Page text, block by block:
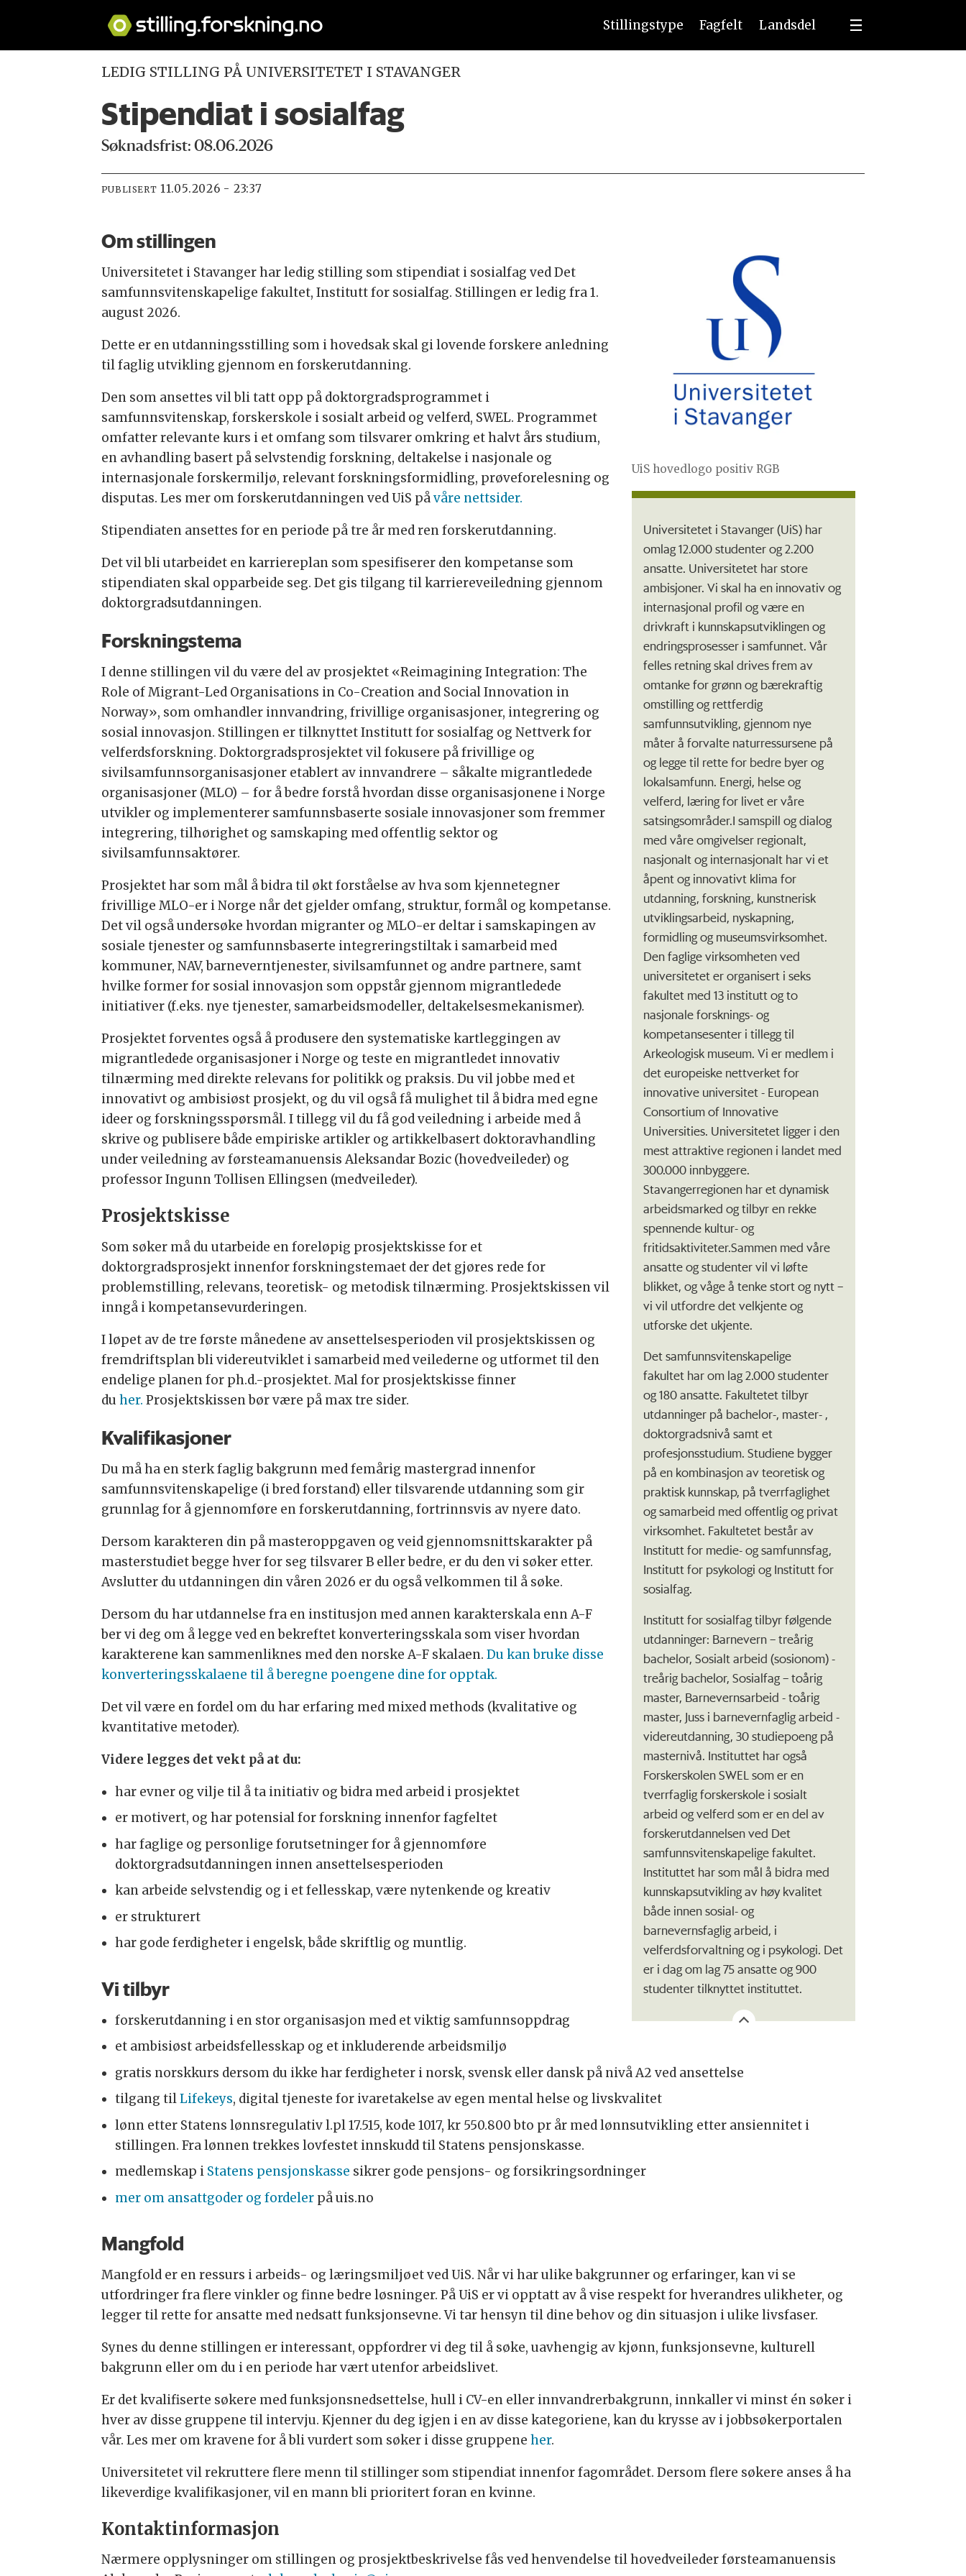
Stillingstype Fagfelt Landsdel
LEDIG STILLING PÅ UNIVERSITETET I STAVANGER
Stipendiat i sosialfag
Søknadsfrist: 08.06.2026
PUBLISERT 11.05.2026 - 23:37
UiS hovedlogo positiv RGB
Universitetet i Stavanger (UiS) har
omlag 12.000 studenter og 2.200
ansatte. Universitetet har store
ambisjoner. Vi skal ha en innovativ og
internasjonal profil og være en
drivkraft i kunnskapsutviklingen og
endringsprosesser i samfunnet. Vår
felles retning skal drives frem av
omtanke for grønn og bærekraftig
omstilling og rettferdig
samfunnsutvikling, gjennom nye
måter å forvalte naturressursene på
og legge til rette for bedre byer og
lokalsamfunn. Energi, helse og
velferd, læring for livet er våre
satsingsområder.I samspill og dialog
med våre omgivelser regionalt,
nasjonalt og internasjonalt har vi et
åpent og innovativt klima for
utdanning, forskning, kunstnerisk
utviklingsarbeid, nyskapning,
formidling og museumsvirksomhet.
Den faglige virksomheten ved
universitetet er organisert i seks
fakultet med 13 institutt og to
nasjonale forsknings- og
kompetansesenter i tillegg til
Arkeologisk museum. Vi er medlem i
det europeiske nettverket for
innovative universitet - European
Consortium of Innovative
Universities. Universitetet ligger i den
mest attraktive regionen i landet med
300.000 innbyggere.
Stavangerregionen har et dynamisk
arbeidsmarked og tilbyr en rekke
spennende kultur- og
fritidsaktiviteter.Sammen med våre
ansatte og studenter vil vi løfte
blikket, og våge å tenke stort og nytt –
vi vil utfordre det velkjente og
utforske det ukjente.
Det samfunnsvitenskapelige
fakultet har om lag 2.000 studenter
og 180 ansatte. Fakultetet tilbyr
utdanninger på bachelor-, master- ,
doktorgradsnivå samt et
profesjonsstudium. Studiene bygger
på en kombinasjon av teoretisk og
praktisk kunnskap, på tverrfaglighet
og samarbeid med offentlig og privat
virksomhet. Fakultetet består av
Institutt for medie- og samfunnsfag,
Institutt for psykologi og Institutt for
sosialfag.
Institutt for sosialfag tilbyr følgende
utdanninger: Barnevern – treårig
bachelor, Sosialt arbeid (sosionom) -
treårig bachelor, Sosialfag – toårig
master, Barnevernsarbeid - toårig
master, Juss i barnevernfaglig arbeid -
videreutdanning, 30 studiepoeng på
masternivå. Instituttet har også
Forskerskolen SWEL som er en
tverrfaglig forskerskole i sosialt
arbeid og velferd som er en del av
forskerutdannelsen ved Det
samfunnsvitenskapelige fakultet.
Instituttet har som mål å bidra med
kunnskapsutvikling av høy kvalitet
både innen sosial- og
barnevernsfaglig arbeid, i
velferdsforvaltning og i psykologi. Det
er i dag om lag 75 ansatte og 900
studenter tilknyttet instituttet.
Om stillingen
Universitetet i Stavanger har ledig stilling som stipendiat i sosialfag ved Det
samfunnsvitenskapelige fakultet, Institutt for sosialfag. Stillingen er ledig fra 1.
august 2026.
Dette er en utdanningsstilling som i hovedsak skal gi lovende forskere anledning
til faglig utvikling gjennom en forskerutdanning.
Den som ansettes vil bli tatt opp på doktorgradsprogrammet i
samfunnsvitenskap, forskerskole i sosialt arbeid og velferd, SWEL. Programmet
omfatter relevante kurs i et omfang som tilsvarer omkring et halvt års studium,
en avhandling basert på selvstendig forskning, deltakelse i nasjonale og
internasjonale forskermiljø, relevant forskningsformidling, prøveforelesning og
disputas. Les mer om forskerutdanningen ved UiS påvåre nettsider.
Stipendiaten ansettes for en periode på tre år med ren forskerutdanning.
Det vil bli utarbeidet en karriereplan som spesifiserer den kompetanse som
stipendiaten skal opparbeide seg. Det gis tilgang til karriereveiledning gjennom
doktorgradsutdanningen.
Forskningstema
I denne stillingen vil du være del av prosjektet «Reimagining Integration: The
Role of Migrant-Led Organisations in Co-Creation and Social Innovation in
Norway», som omhandler innvandring, frivillige organisasjoner, integrering og
sosial innovasjon. Stillingen er tilknyttet Institutt for sosialfag og Nettverk for
velferdsforskning. Doktorgradsprosjektet vil fokusere på frivillige og
sivilsamfunnsorganisasjoner etablert av innvandrere – såkalte migrantledede
organisasjoner (MLO) – for å bedre forstå hvordan disse organisasjonene i Norge
utvikler og implementerer samfunnsbaserte sosiale innovasjoner som fremmer
integrering, tilhørighet og samskaping med offentlig sektor og
sivilsamfunnsaktører.
Prosjektet har som mål å bidra til økt forståelse av hva som kjennetegner
frivillige MLO-er i Norge når det gjelder omfang, struktur, formål og kompetanse.
Det vil også undersøke hvordan migranter og MLO-er deltar i samskapingen av
sosiale tjenester og samfunnsbaserte integreringstiltak i samarbeid med
kommuner, NAV, barneverntjenester, sivilsamfunnet og andre partnere, samt
hvilke former for sosial innovasjon som oppstår gjennom migrantledede
initiativer (f.eks. nye tjenester, samarbeidsmodeller, deltakelsesmekanismer).
Prosjektet forventes også å produsere den systematiske kartleggingen av
migrantledede organisasjoner i Norge og teste en migrantledet innovativ
tilnærming med direkte relevans for politikk og praksis. Du vil jobbe med et
innovativt og ambisiøst prosjekt, og du vil også få mulighet til å bidra med egne
ideer og forskningsspørsmål. I tillegg vil du få god veiledning i arbeide med å
skrive og publisere både empiriske artikler og artikkelbasert doktoravhandling
under veiledning av førsteamanuensis Aleksandar Bozic (hovedveileder) og
professor Ingunn Tollisen Ellingsen (medveileder).
Prosjektskisse
Som søker må du utarbeide en foreløpig prosjektskisse for et
doktorgradsprosjekt innenfor forskningstemaet der det gjøres rede for
problemstilling, relevans, teoretisk- og metodisk tilnærming. Prosjektskissen vil
inngå i kompetansevurderingen.
I løpet av de tre første månedene av ansettelsesperioden vil prosjektskissen og
fremdriftsplan bli videreutviklet i samarbeid med veilederne og utformet til den
endelige planen for ph.d.-prosjektet. Mal for prosjektskisse finner
du her. Prosjektskissen bør være på max tre sider.
Kvalifikasjoner
Du må ha en sterk faglig bakgrunn med femårig mastergrad innenfor
samfunnsvitenskapelige (i bred forstand) eller tilsvarende utdanning som gir
grunnlag for å gjennomføre en forskerutdanning, fortrinnsvis av nyere dato.
Dersom karakteren din på masteroppgaven og veid gjennomsnittskarakter på
masterstudiet begge hver for seg tilsvarer B eller bedre, er du den vi søker etter.
Avslutter du utdanningen din våren 2026 er du også velkommen til å søke.
Dersom du har utdannelse fra en institusjon med annen karakterskala enn A-F
ber vi deg om å legge ved en bekreftet konverteringsskala som viser hvordan
karakterene kan sammenliknes med den norske A-F skalaen. Du kan bruke disse
konverteringsskalaene til å beregne poengene dine for opptak.
Det vil være en fordel om du har erfaring med mixed methods (kvalitative og
kvantitative metoder).
Videre legges det vekt på at du:
har evner og vilje til å ta initiativ og bidra med arbeid i prosjektet
er motivert, og har potensial for forskning innenfor fagfeltet
har faglige og personlige forutsetninger for å gjennomføre
doktorgradsutdanningen innen ansettelsesperioden
kan arbeide selvstendig og i et fellesskap, være nytenkende og kreativ
er strukturert
har gode ferdigheter i engelsk, både skriftlig og muntlig.
Vi tilbyr
forskerutdanning i en stor organisasjon med et viktig samfunnsoppdrag
et ambisiøst arbeidsfellesskap og et inkluderende arbeidsmiljø
gratis norskkurs dersom du ikke har ferdigheter i norsk, svensk eller dansk på nivå A2 ved ansettelse
tilgang tilLifekeys, digital tjeneste for ivaretakelse av egen mental helse og livskvalitet
lønn etter Statens lønnsregulativ l.pl 17.515, kode 1017, kr 550.800 bto pr år med lønnsutvikling etter ansiennitet i
stillingen. Fra lønnen trekkes lovfestet innskudd til Statens pensjonskasse.
medlemskap iStatens pensjonskasse sikrer gode pensjons- og forsikringsordninger
mer om ansattgoder og fordelerpå uis.no
Mangfold
Mangfold er en ressurs i arbeids- og læringsmiljøet ved UiS. Når vi har ulike bakgrunner og erfaringer, kan vi se
utfordringer fra flere vinkler og finne bedre løsninger. På UiS er vi opptatt av å vise respekt for hverandres ulikheter, og
legger til rette for ansatte med nedsatt funksjonsevne. Vi tar hensyn til dine behov og din situasjon i ulike livsfaser.
Synes du denne stillingen er interessant, oppfordrer vi deg til å søke, uavhengig av kjønn, funksjonsevne, kulturell
bakgrunn eller om du i en periode har vært utenfor arbeidslivet.
Er det kvalifiserte søkere med funksjonsnedsettelse, hull i CV-en eller innvandrerbakgrunn, innkaller vi minst én søker i
hver av disse gruppene til intervju. Kjenner du deg igjen i en av disse kategoriene, kan du krysse av i jobbsøkerportalen
vår. Les mer om kravene for å bli vurdert som søker i disse gruppene her.
Universitetet vil rekruttere flere menn til stillinger som stipendiat innenfor fagområdet. Dersom flere søkere anses å ha
likeverdige kvalifikasjoner, vil en mann bli prioritert foran en kvinne.
Kontaktinformasjon
Nærmere opplysninger om stillingen og prosjektbeskrivelse fås ved henvendelse til hovedveileder førsteamanuensis